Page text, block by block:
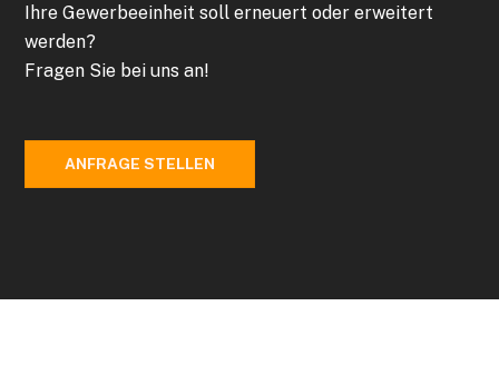
Ihre Gewerbeeinheit soll erneuert oder erweitert
werden?
Fragen Sie bei uns an!
ANFRAGE STELLEN